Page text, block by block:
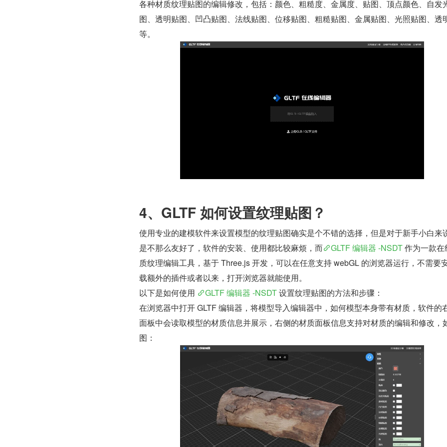
各种材质纹理贴图的编辑修改，包括：颜色、粗糙度、金属度、贴图、顶点颜色、自发
图、透明贴图、凹凸贴图、法线贴图、位移贴图、粗糙贴图、金属贴图、光照贴图、透
等。
4、GLTF 如何设置纹理贴图？
使用专业的建模软件来设置模型的纹理贴图确实是个不错的选择，但是对于新手小白来
是不那么友好了，软件的安装、使用都比较麻烦，而
GLTF 编辑器 -NSDT 作为一款在
质纹理编辑工具，基于 Three.js 开发，可以在任意支持 webGL 的浏览器运行，不需要
载额外的插件或者以来，打开浏览器就能使用。
以下是如何使用
GLTF 编辑器 -NSDT 设置纹理贴图的方法和步骤：
在浏览器中打开 GLTF 编辑器，将模型导入编辑器中，如何模型本身带有材质，软件的
面板中会读取模型的材质信息并展示，右侧的材质面板信息支持对材质的编辑和修改，
图：